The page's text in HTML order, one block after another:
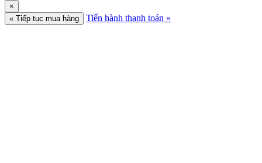
×
« Tiếp tục mua hàng
Tiến hành thanh toán »